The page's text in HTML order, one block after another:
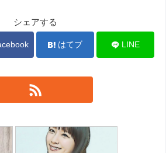
シェアする
はてブ LINE